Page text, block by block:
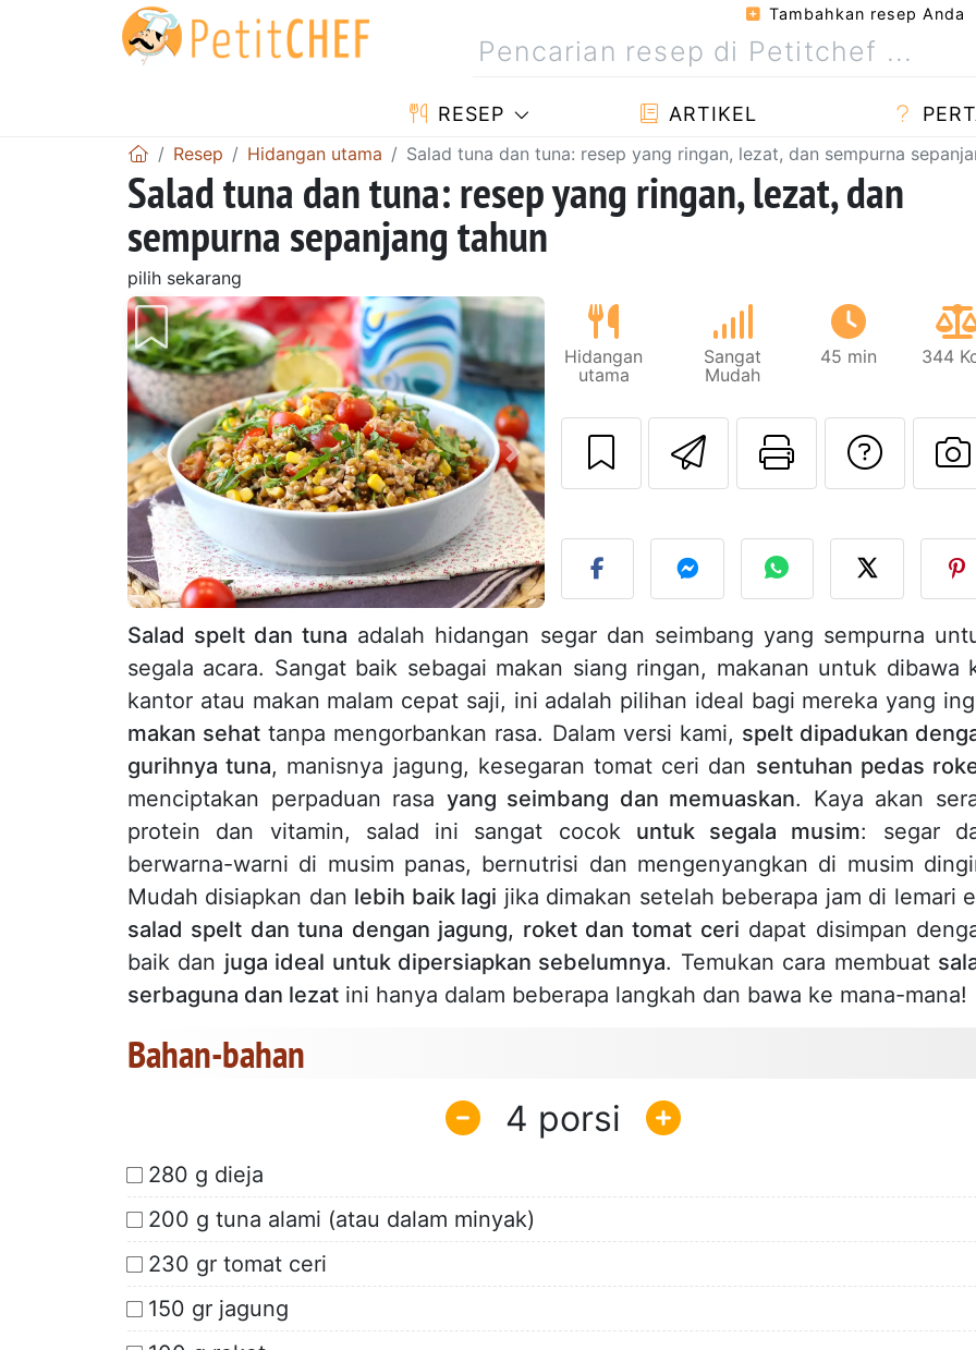
Tambahkan resep Anda
RESEP ARTIKEL
Resep Hidangan utama Salad tuna dan tuna: resep yang ringan, lezat, dan sempurna
Salad tuna dan tuna: resep yang ringan, lezat, dan
sempurna sepanjang tahun
pilih sekarang
Sebelumnya Berikutnya
Hidangan
utama
Sangat
Mudah
45 min 344
Kirim resep ini
Cetak
Salad spelt dan tuna adalah hidangan segar dan seimbang yang sempurna
segala acara. Sangat baik sebagai makan siang ringan, makanan untuk dibawa
kantor atau makan malam cepat saji, ini adalah pilihan ideal bagi mereka yang
makan sehat tanpa mengorbankan rasa. Dalam versi kami, spelt dipadukan
gurihnya tuna, manisnya jagung, kesegaran tomat ceri dan sentuhan pedas
menciptakan perpaduan rasa yang seimbang dan memuaskan. Kaya akan
protein dan vitamin, salad ini sangat cocok untuk segala musim: segar
berwarna-warni di musim panas, bernutrisi dan mengenyangkan di musim
Mudah disiapkan dan lebih baik lagi jika dimakan setelah beberapa jam di lemari
salad spelt dan tuna dengan jagung, roket dan tomat ceri dapat disimpan
baik dan juga ideal untuk dipersiapkan sebelumnya. Temukan cara membuat
serbaguna dan lezat ini hanya dalam beberapa langkah dan bawa ke mana-mana!
Bahan-bahan
4
280 g dieja
200 g tuna alami (atau dalam minyak)
230 gr tomat ceri
150 gr jagung